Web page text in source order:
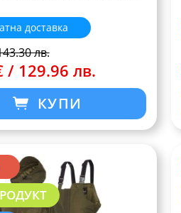
доставка
лв.
/ 129.96 лв.
КУПИ